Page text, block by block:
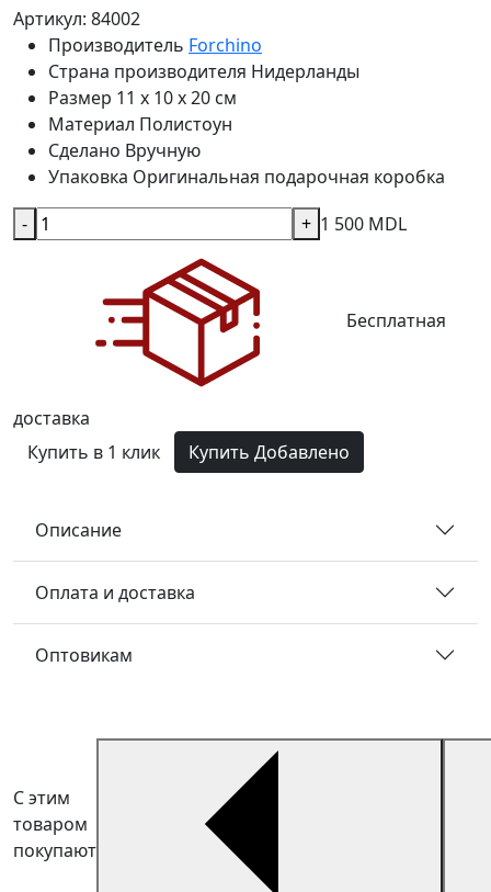
Артикул: 84002
Производитель Forchino
Страна производителя Нидерланды
Размер 11 x 10 x 20 см
Материал Полистоун
Сделанo Вручную
Упаковка Оригинальная подарочная коробка
1 500 MDL
- +
Бесплатная
доставка
Купить в 1 клик
Купить Добавлено
Описание
Оплата и доставка
Оптовикам
С этим
товаром
покупают